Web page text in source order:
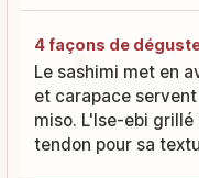
4 façons de
Le sashimi met en
et carapace
miso. L'Ise-ebi
tendon pour sa